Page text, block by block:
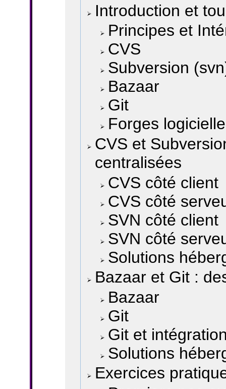
Introduction et
Principes et
CVS
Subversion
Bazaar
Git
Forges
CVS et
centralisées
CVS côté client
CVS côté
SVN côté client
SVN côté
Solutions
Bazaar et Git :
Bazaar
Git
Git et
Solutions
Exercices